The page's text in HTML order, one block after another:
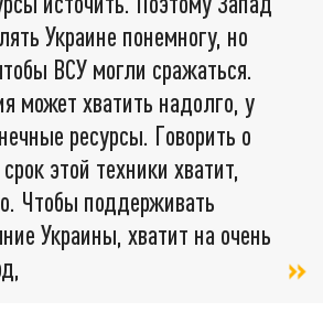
Украине понемногу, но
ВСУ могли сражаться.
может хватить надолго, у
ресурсы. Говорить о
этой техники хватит,
Чтобы поддерживать
Украины, хватит на очень